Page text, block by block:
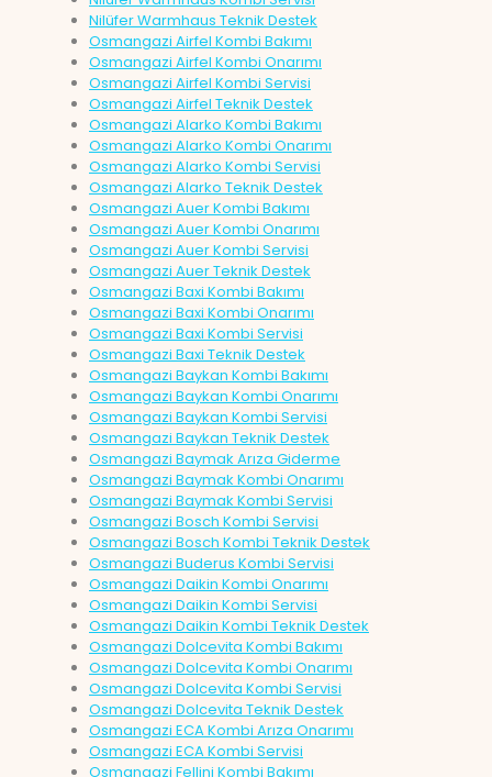
Nilüfer Warmhaus Teknik Destek
Osmangazi Airfel Kombi Bakımı
Osmangazi Airfel Kombi Onarımı
Osmangazi Airfel Kombi Servisi
Osmangazi Airfel Teknik Destek
Osmangazi Alarko Kombi Bakımı
Osmangazi Alarko Kombi Onarımı
Osmangazi Alarko Kombi Servisi
Osmangazi Alarko Teknik Destek
Osmangazi Auer Kombi Bakımı
Osmangazi Auer Kombi Onarımı
Osmangazi Auer Kombi Servisi
Osmangazi Auer Teknik Destek
Osmangazi Baxi Kombi Bakımı
Osmangazi Baxi Kombi Onarımı
Osmangazi Baxi Kombi Servisi
Osmangazi Baxi Teknik Destek
Osmangazi Baykan Kombi Bakımı
Osmangazi Baykan Kombi Onarımı
Osmangazi Baykan Kombi Servisi
Osmangazi Baykan Teknik Destek
Osmangazi Baymak Arıza Giderme
Osmangazi Baymak Kombi Onarımı
Osmangazi Baymak Kombi Servisi
Osmangazi Bosch Kombi Servisi
Osmangazi Bosch Kombi Teknik Destek
Osmangazi Buderus Kombi Servisi
Osmangazi Daikin Kombi Onarımı
Osmangazi Daikin Kombi Servisi
Osmangazi Daikin Kombi Teknik Destek
Osmangazi Dolcevita Kombi Bakımı
Osmangazi Dolcevita Kombi Onarımı
Osmangazi Dolcevita Kombi Servisi
Osmangazi Dolcevita Teknik Destek
Osmangazi ECA Kombi Arıza Onarımı
Osmangazi ECA Kombi Servisi
Osmangazi Fellini Kombi Bakımı